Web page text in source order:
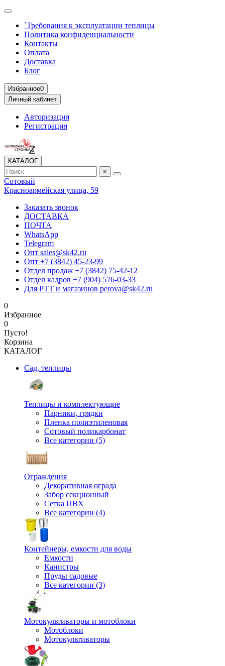
`Требования к эксплуатации теплицы
Политика конфиденциальности
Контакты
Оплата
Доставка
Блог
Избранное0
Личный кабинет
Авторизация
Регистрация
КАТАЛОГ
×
Сотовый
Красноармейская улица, 59
Заказать звонок
ДОСТАВКА
ПОЧТА
WhatsApp
Telegram
Опт sales@sk42.ru
Опт +7 (3842) 45-23-99
Отдел продаж +7 (3842) 75-42-12
Отдел кадров +7 (904) 576-03-33
Для РТТ и магазинов perova@sk42.ru
0
Избранное
0
Пусто!
Корзина
КАТАЛОГ
Сад, теплицы
Теплицы и комплектующие
Парники, грядки
Пленка полиэтиленовая
Сотовый поликарбонат
Все категории (5)
Ограждения
Декоративная ограда
Забор секционный
Сетка ПВХ
Все категории (4)
Контейнеры, емкости для воды
Емкости
Канистры
Пруды садовые
Все категории (3)
Мотокультиваторы и мотоблоки
Мотоблоки
Мотокультиваторы